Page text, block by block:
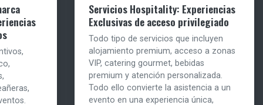
Servicios Hospitality: Experiencias
Exclusivas de acceso privilegiado
Todo tipo de servicios que incluyen
alojamiento premium, acceso a zonas
VIP, catering gourmet, bebidas
premium y atención personalizada.
Todo ello convierte la asistencia a un
evento en una experiencia única,